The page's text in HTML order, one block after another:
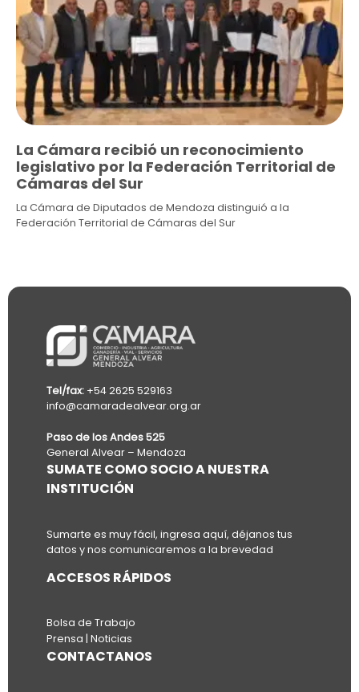
La Cámara recibió un reconocimiento
legislativo por la Federación Territorial de
Cámaras del Sur
La Cámara de Diputados de Mendoza distinguió a la
Federación Territorial de Cámaras del Sur
Tel/fax: +54 2625 529163
info@camaradealvear.org.ar
Paso de los Andes 525
General Alvear – Mendoza
SUMATE COMO SOCIO A NUESTRA
INSTITUCIÓN
Sumarte es muy fácil, ingresa aquí, déjanos tus
datos y nos comunicaremos a la brevedad
ACCESOS RÁPIDOS
Bolsa de Trabajo
Prensa | Noticias
CONTACTANOS